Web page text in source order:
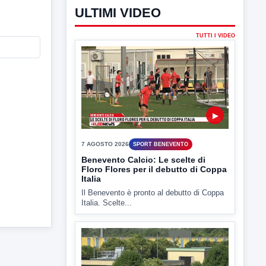
ULTIMI VIDEO
TUTTI I VIDEO
▶
7 AGOSTO 2026 SPORT BENEVENTO